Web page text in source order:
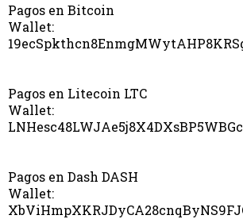
Pagos en Bitcoin
Wallet:
Pagos en Litecoin LTC
Wallet:
Pagos en Dash DASH
Wallet: